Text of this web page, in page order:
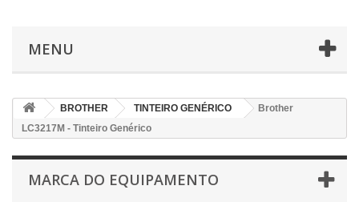
MENU
BROTHER TINTEIRO GENÉRICO
Brother
LC3217M - Tinteiro Genérico
MARCA DO EQUIPAMENTO